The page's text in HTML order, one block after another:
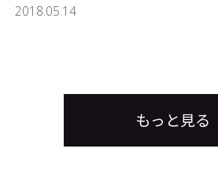
2018.05.14
もっと見る